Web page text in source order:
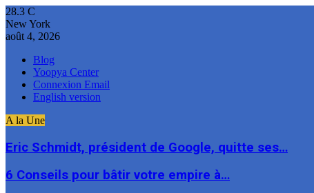
28.3 C
New York
août 4, 2026
Blog
Yoopya Center
Connexion Email
English version
A la Une
Eric Schmidt, président de Google, quitte ses…
6 Conseils pour bâtir votre empire à…